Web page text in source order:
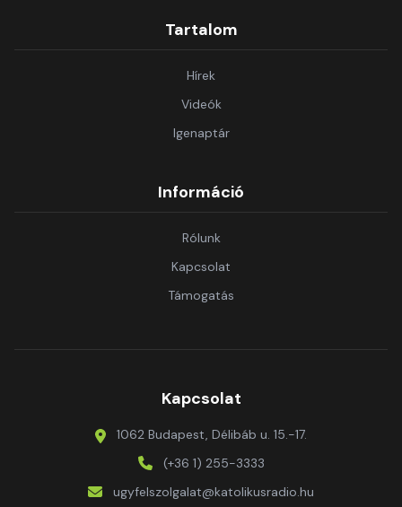
Tartalom
Hírek
Videók
Igenaptár
Információ
Rólunk
Kapcsolat
Támogatás
Kapcsolat
1062 Budapest, Délibáb u. 15.-17.
(+36 1) 255-3333
ugyfelszolgalat@katolikusradio.hu